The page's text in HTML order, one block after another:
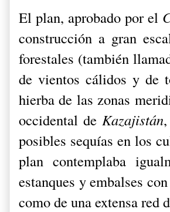
El plan, aprobado por el
construcción a gran
forestales (también
de vientos cálidos y de
hierba de las zonas
occidental de Kazajistán
posibles sequías en los
plan contemplaba
estanques y embalses
como de una extensa red